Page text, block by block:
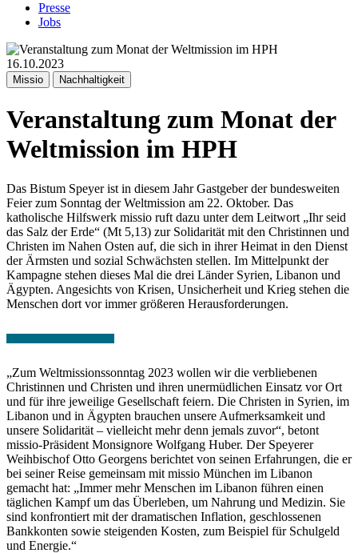
Presse
Jobs
16.10.2023
Missio Nachhaltigkeit
Veranstaltung zum Monat der
Weltmission im HPH
Das Bistum Speyer ist in diesem Jahr Gastgeber der bundesweiten
Feier zum Sonntag der Weltmission am 22. Oktober. Das
katholische Hilfswerk missio ruft dazu unter dem Leitwort „Ihr seid
das Salz der Erde“ (Mt 5,13) zur Solidarität mit den Christinnen und
Christen im Nahen Osten auf, die sich in ihrer Heimat in den Dienst
der Ärmsten und sozial Schwächsten stellen. Im Mittelpunkt der
Kampagne stehen dieses Mal die drei Länder Syrien, Libanon und
Ägypten. Angesichts von Krisen, Unsicherheit und Krieg stehen die
Menschen dort vor immer größeren Herausforderungen.
„Zum Weltmissionssonntag 2023 wollen wir die verbliebenen
Christinnen und Christen und ihren unermüdlichen Einsatz vor Ort
und für ihre jeweilige Gesellschaft feiern. Die Christen in Syrien, im
Libanon und in Ägypten brauchen unsere Aufmerksamkeit und
unsere Solidarität – vielleicht mehr denn jemals zuvor“, betont
missio-Präsident Monsignore Wolfgang Huber. Der Speyerer
Weihbischof Otto Georgens berichtet von seinen Erfahrungen, die er
bei seiner Reise gemeinsam mit missio München im Libanon
gemacht hat: „Immer mehr Menschen im Libanon führen einen
täglichen Kampf um das Überleben, um Nahrung und Medizin. Sie
sind konfrontiert mit der dramatischen Inflation, geschlossenen
Bankkonten sowie steigenden Kosten, zum Beispiel für Schulgeld
und Energie.“